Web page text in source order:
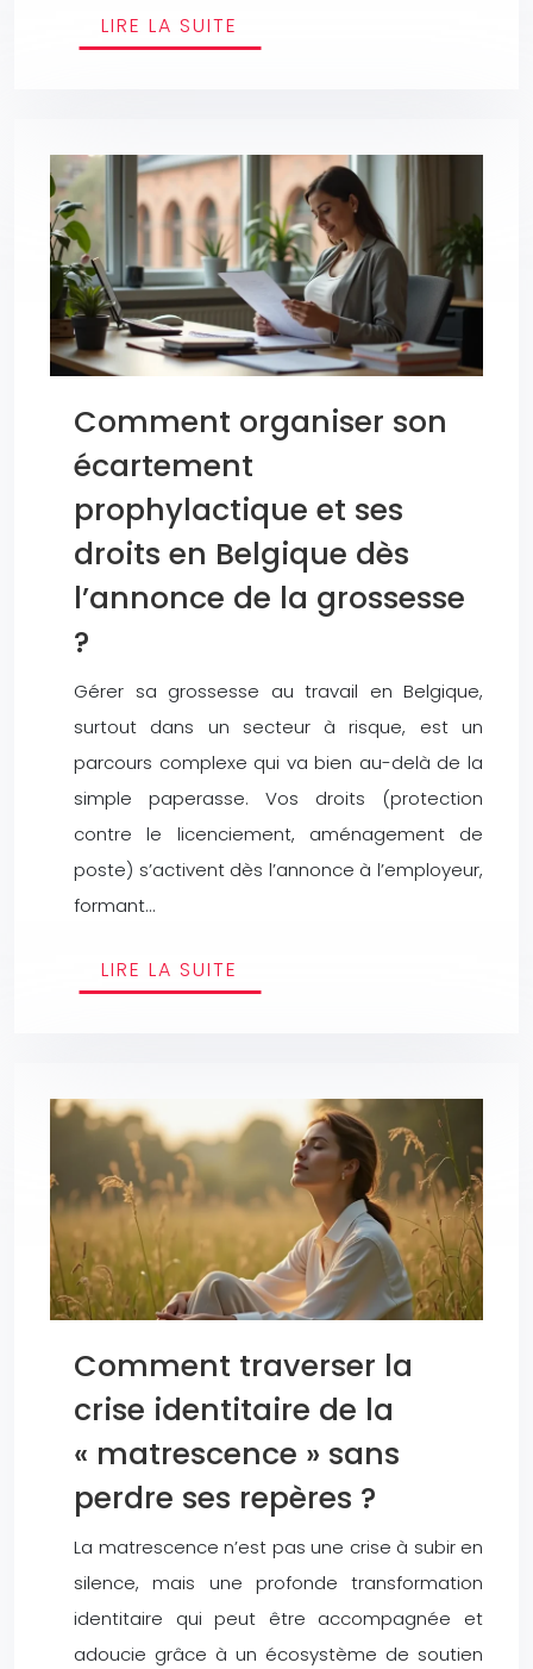
LIRE LA SUITE
Comment organiser son
écartement
prophylactique et ses
droits en Belgique dès
l’annonce de la grossesse
?
Gérer sa grossesse au travail en Belgique,
surtout dans un secteur à risque, est un
parcours complexe qui va bien au-delà de la
simple paperasse. Vos droits (protection
contre le licenciement, aménagement de
poste) s’activent dès l’annonce à l’employeur,
formant…
LIRE LA SUITE
Comment traverser la
crise identitaire de la
« matrescence » sans
perdre ses repères ?
La matrescence n’est pas une crise à subir en
silence, mais une profonde transformation
identitaire qui peut être accompagnée et
adoucie grâce à un écosystème de soutien